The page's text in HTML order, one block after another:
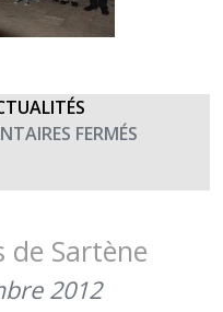
FERMÉS
DRHAT
PETITS
Sartène
2012